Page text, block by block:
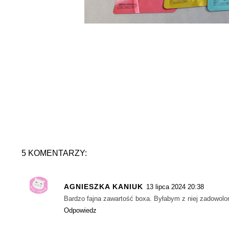
5 KOMENTARZY:
AGNIESZKA KANIUK 13 lipca 2024 20:38
Bardzo fajna zawartość boxa. Byłabym z niej
Odpowiedz